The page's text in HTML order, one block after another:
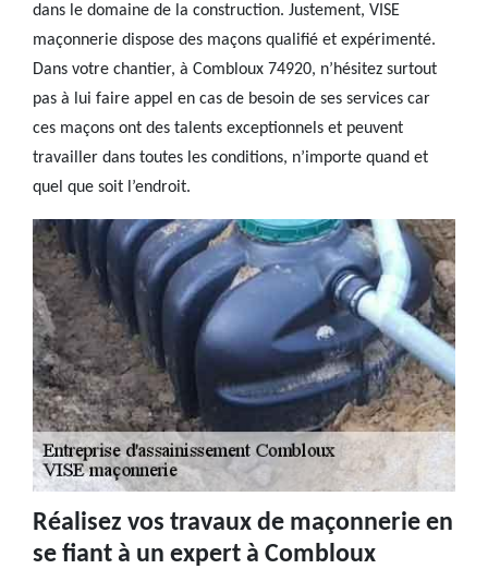
dans le domaine de la construction. Justement, VISE
maçonnerie dispose des maçons qualifié et expérimenté.
Dans votre chantier, à Combloux 74920, n’hésitez surtout
pas à lui faire appel en cas de besoin de ses services car
ces maçons ont des talents exceptionnels et peuvent
travailler dans toutes les conditions, n’importe quand et
quel que soit l’endroit.
Réalisez vos travaux de maçonnerie en
se fiant à un expert à Combloux